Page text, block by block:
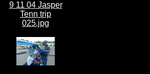
9 11 04 Jasper
Tenn trip
025.jpg